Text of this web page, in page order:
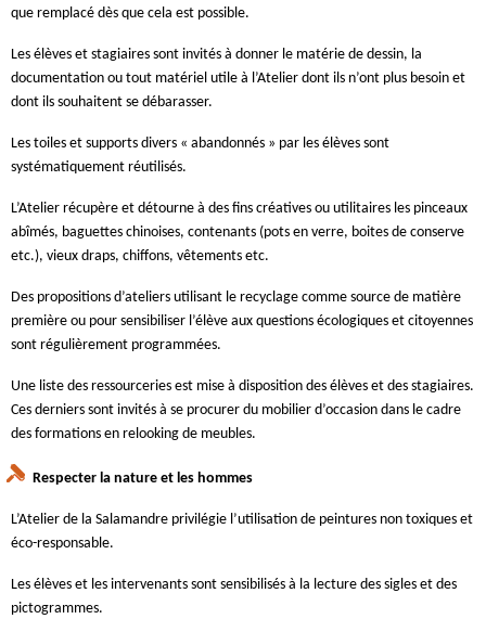
que remplacé dès que cela est possible.
Les élèves et stagiaires sont invités à donner le matérie de dessin, la
documentation ou tout matériel utile à l’Atelier dont ils n’ont plus besoin et
dont ils souhaitent se débarasser.
Les toiles et supports divers « abandonnés » par les élèves sont
systématiquement réutilisés.
L’Atelier récupère et détourne à des fins créatives ou utilitaires les pinceaux
abîmés, baguettes chinoises, contenants (pots en verre, boites de conserve
etc.), vieux draps, chiffons, vêtements etc.
Des propositions d’ateliers utilisant le recyclage comme source de matière
première ou pour sensibiliser l’élève aux questions écologiques et citoyennes
sont régulièrement programmées.
Une liste des ressourceries est mise à disposition des élèves et des stagiaires.
Ces derniers sont invités à se procurer du mobilier d’occasion dans le cadre
des formations en relooking de meubles.
Respecter la nature et les hommes
L’Atelier de la Salamandre privilégie l’utilisation de peintures non toxiques et
éco-responsable.
Les élèves et les intervenants sont sensibilisés à la lecture des sigles et des
pictogrammes.